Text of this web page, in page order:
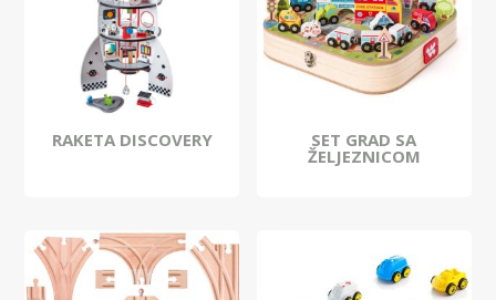
RAKETA DISCOVERY SET GRAD SA
ŽELJEZNICOM